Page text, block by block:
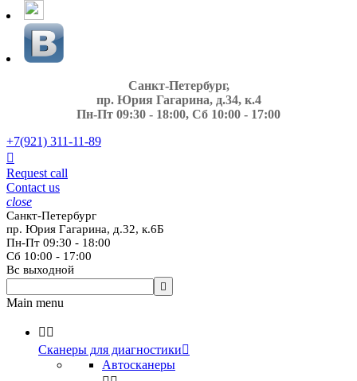
Санкт-Петербург,
пр. Юрия Гагарина, д.34, к.4
Пн-Пт 09:30 - 18:00, Сб 10:00 - 17:00
+7(921) 311-11-89

Request call
Contact us
close
Санкт-Петербург
пр. Юрия Гагарина, д.32, к.6Б
Пн-Пт 09:30 - 18:00
Сб 10:00 - 17:00
Вс выходной

Main menu
 
Сканеры для диагностики
Автосканеры